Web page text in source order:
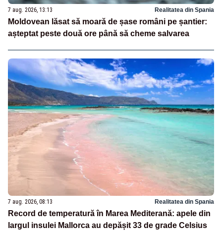
7 aug. 2026, 13:13 Realitatea din Spania
Moldovean lăsat să moară de șase români pe șantier:
așteptat peste două ore până să cheme salvarea
7 aug. 2026, 08:13 Realitatea din Spania
Record de temperatură în Marea Mediterană: apele din
largul insulei Mallorca au depășit 33 de grade Celsius